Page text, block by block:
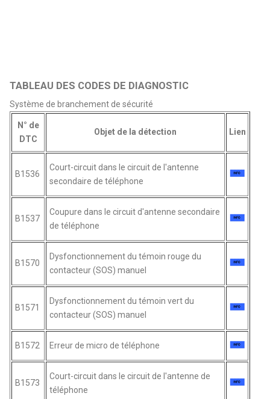
TABLEAU DES CODES DE DIAGNOSTIC
Système de branchement de sécurité
N° de
DTC
Objet de la détection Lien
B1536
Court-circuit dans le circuit de l'antenne
secondaire de téléphone
B1537
Coupure dans le circuit d'antenne secondaire
de téléphone
B1570
Dysfonctionnement du témoin rouge du
contacteur (SOS) manuel
B1571
Dysfonctionnement du témoin vert du
contacteur (SOS) manuel
B1572 Erreur de micro de téléphone
B1573
Court-circuit dans le circuit de l'antenne de
téléphone